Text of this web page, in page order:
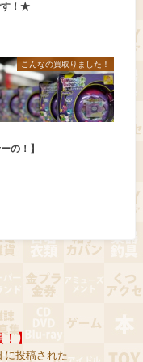
す！★
こんなの買取りました！
の！】
！】
に投稿された